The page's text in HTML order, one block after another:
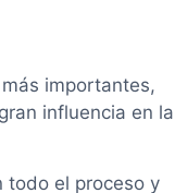
importantes,
influencia en la
todo el proceso y